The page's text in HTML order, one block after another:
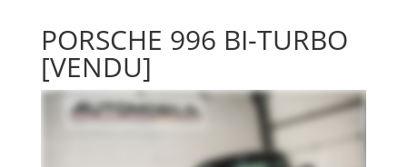
PORSCHE 996 BI-TURBO
[VENDU]